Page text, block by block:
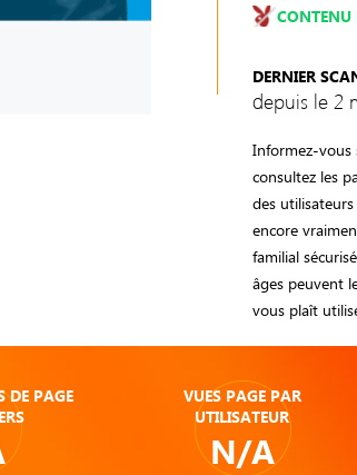
CONTENU
DERNIER
depuis le 2
Informez-vous
consultez les
des
encore
familial
âges peuvent
vous plaît
DE PAGE
VUES PAGE PAR
UTILISATEUR
N/A